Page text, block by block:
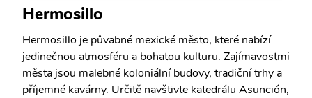
Hermosillo
Hermosillo je půvabné mexické město, které nabízí
jedinečnou atmosféru a bohatou kulturu. Zajímavostmi
města jsou malebné koloniální budovy, tradiční trhy a
příjemné kavárny. Určitě navštivte katedrálu Asunción,